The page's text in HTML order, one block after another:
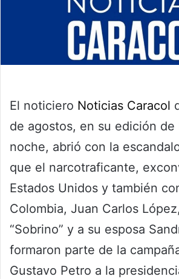
El noticiero Noticias Caracol
de agostos, en su edición de
noche, abrió con la
que el narcotraficante,
Estados Unidos y también
Colombia, Juan Carlos
“Sobrino” y a su esposa
formaron parte de la
Gustavo Petro a la